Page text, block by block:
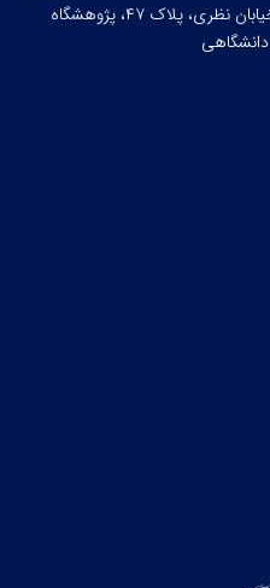
خ انقلاب، خیابان ابوریحان، خیابان نظری، پلاک ۴۷، پژوهشگاه